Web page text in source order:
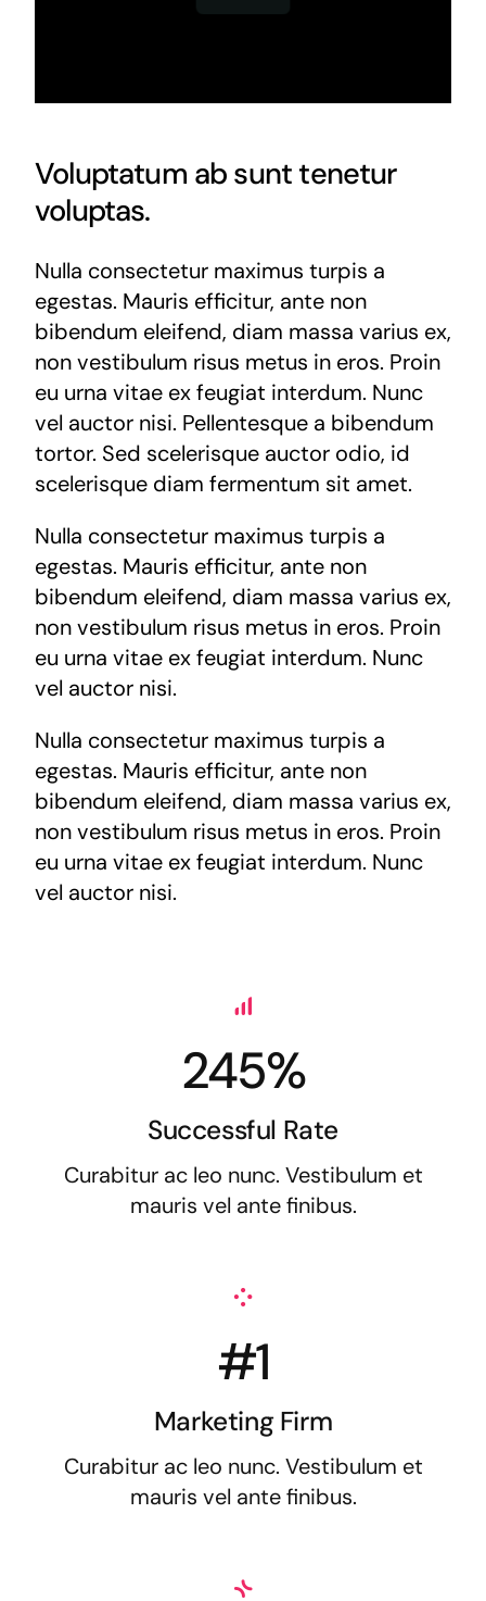
Voluptatum ab sunt tenetur
voluptas.
Nulla consectetur maximus turpis a
egestas. Mauris efficitur, ante non
bibendum eleifend, diam massa varius ex,
non vestibulum risus metus in eros. Proin
eu urna vitae ex feugiat interdum. Nunc
vel auctor nisi. Pellentesque a bibendum
tortor. Sed scelerisque auctor odio, id
scelerisque diam fermentum sit amet.
Nulla consectetur maximus turpis a
egestas. Mauris efficitur, ante non
bibendum eleifend, diam massa varius ex,
non vestibulum risus metus in eros. Proin
eu urna vitae ex feugiat interdum. Nunc
vel auctor nisi.
Nulla consectetur maximus turpis a
egestas. Mauris efficitur, ante non
bibendum eleifend, diam massa varius ex,
non vestibulum risus metus in eros. Proin
eu urna vitae ex feugiat interdum. Nunc
vel auctor nisi.
245%
Successful Rate
Curabitur ac leo nunc. Vestibulum et
mauris vel ante finibus.
#1
Marketing Firm
Curabitur ac leo nunc. Vestibulum et
mauris vel ante finibus.